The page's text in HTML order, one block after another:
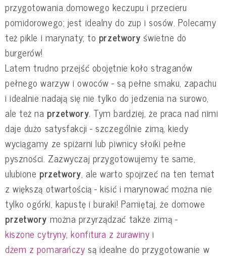
przygotowania domowego keczupu i przecieru
pomidorowego; jest idealny do zup i sosów. Polecamy
też pikle i marynaty; to przetwory świetne do
burgerów!
Latem trudno przejść obojętnie koło straganów
pełnego warzyw i owoców - są pełne smaku, zapachu
i idealnie nadają się nie tylko do jedzenia na surowo,
ale też na przetwory. Tym bardziej, że praca nad nimi
daje dużo satysfakcji - szczególnie zimą, kiedy
wyciągamy ze spiżarni lub piwnicy słoiki pełne
pyszności. Zazwyczaj przygotowujemy te same,
ulubione przetwory, ale warto spojrzeć na ten temat
z większą otwartością - kisić i marynować można nie
tylko ogórki, kapustę i buraki! Pamiętaj, że domowe
przetwory można przyrządzać także zimą -
kiszone cytryny,konfitura z żurawiny i
dżem z pomarańczy są idealne do przygotowanie w